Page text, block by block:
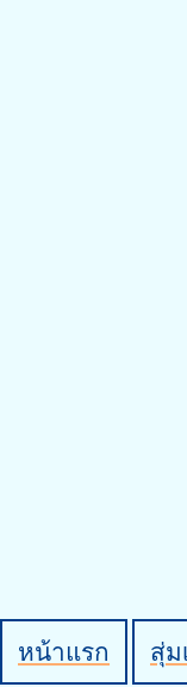
หน้าแรก สุ่ม